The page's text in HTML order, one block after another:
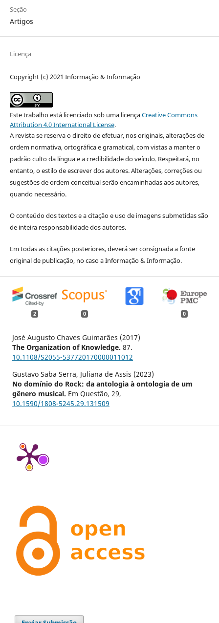
Seção
Artigos
Licença
Copyright (c) 2021 Informação & Informação
Este trabalho está licenciado sob uma licençaCreative Commons
Attribution 4.0 International License.
A revista se reserva o direito de efetuar, nos originais, alterações de
ordem normativa, ortográfica e gramatical, com vistas a manter o
padrão culto da língua e a credibilidade do veículo. Respeitará, no
entanto, o estilo de escrever dos autores. Alterações, correções ou
sugestões de ordem conceitual serão encaminhadas aos autores,
quando necessário.
O conteúdo dos textos e a citação e uso de imagens submetidas são
de inteira responsabilidade dos autores.
Em todas as citações posteriores, deverá ser consignada a fonte
original de publicação, no caso a Informação & Informação.
2 0 0
José Augusto Chaves Guimarães (2017)
The Organization of Knowledge. 87.
10.1108/S2055-537720170000011012
Gustavo Saba Serra, Juliana de Assis (2023)
No domínio do Rock: da antologia à ontologia de um
gênero musical. Em Questão, 29,
10.1590/1808-5245.29.131509